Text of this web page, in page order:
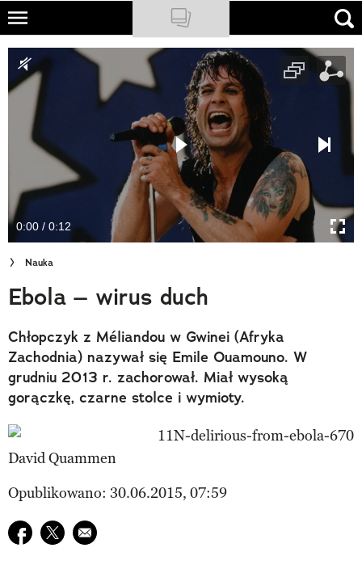
Skip
main
content
NATIONAL GEOGRAPHIC
TRAVELER
PODCASTY
Newsletter
Cuda Polski
Wielki Konkurs Fotograficzny
Trendbook Podróżniczy
Polecane
0:00 / 0:12
Nauka
Ebola – wirus duch
Chłopczyk z Méliandou w Gwinei (Afryka
Zachodnia) nazywał się Emile Ouamouno. W
grudniu 2013 r. zachorował. Miał wysoką
gorączkę, czarne stolce i wymioty.
David Quammen
Opublikowano: 30.06.2015, 07:59
Udostępnij na facebook
Udostępnij na twitter
E-mail do przyjaciela